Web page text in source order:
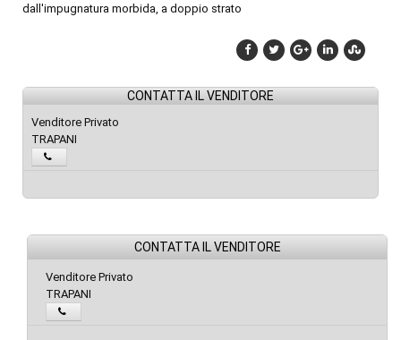
dall'impugnatura morbida, a doppio strato
CONTATTA IL VENDITORE
Venditore Privato
TRAPANI
CONTATTA IL VENDITORE
Venditore Privato
TRAPANI